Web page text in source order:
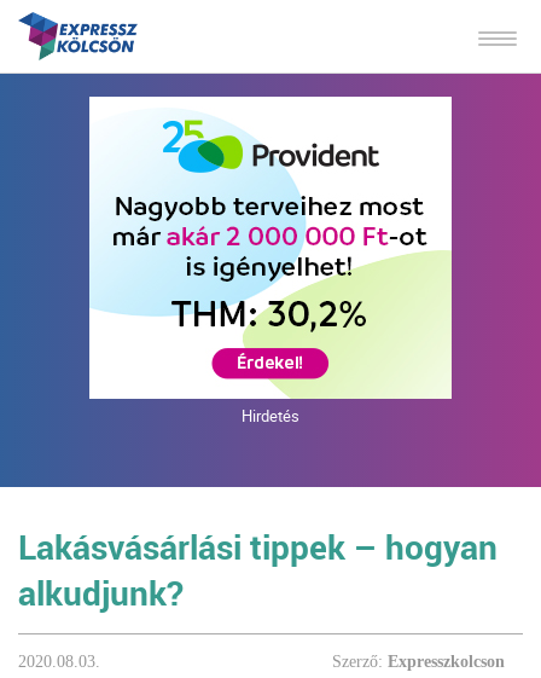
Hirdetés
Lakásvásárlási tippek – hogyan
alkudjunk?
2020.08.03. Szerző: Expresszkolcson